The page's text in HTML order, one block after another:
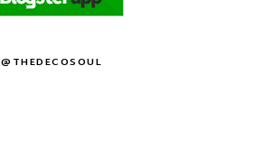
@THEDECOSOUL